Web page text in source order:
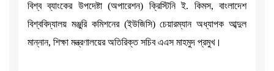
বিশ্ব ব্যাংকের উপদেষ্টা (অপারেশন) ক্রিস্টিনি ই. কিমস, বাংলাদেশ
বিশ্ববিদ্যালয় মঞ্জুরি কমিশনের (ইউজিসি) চেয়ারম্যান অধ্যাপক আব্দুল
মান্নান, শিক্ষা মন্ত্রণালয়ের অতিরিক্ত সচিব এএস মাহমুদ প্রমুখ।